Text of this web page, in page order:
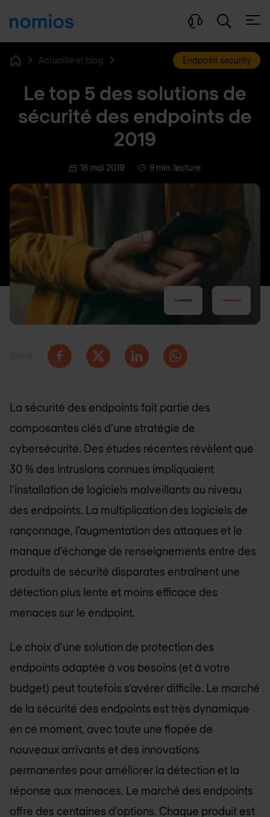
Actualité et blog Endpoint security
Le top 5 des solutions de
sécurité des endpoints de
2019
16 mai 2019 9 min. lecture
La sécurité des endpoints fait partie des
composantes clés d’une stratégie de
cybersécurité. Des études récentes révèlent que
30 % des intrusions connues impliquaient
l'installation de logiciels malveillants au niveau
des endpoints. La multiplication des logiciels de
rançonnage, l'augmentation des attaques et le
manque d’échange de renseignements entre des
produits de sécurité disparates entraînent une
détection plus lente et moins efficace des
menaces sur le endpoint.
Le choix d'une solution de protection des
endpoints adaptée à vos besoins (et à votre
budget) peut toutefois s'avérer difficile. Le marché
de la sécurité des endpoints est très dynamique
en ce moment, avec toute une flopée de
nouveaux arrivants et des innovations
permanentes pour améliorer la détection et la
réponse aux menaces. Le marché des endpoints
offre des centaines d'options. Chaque produit est